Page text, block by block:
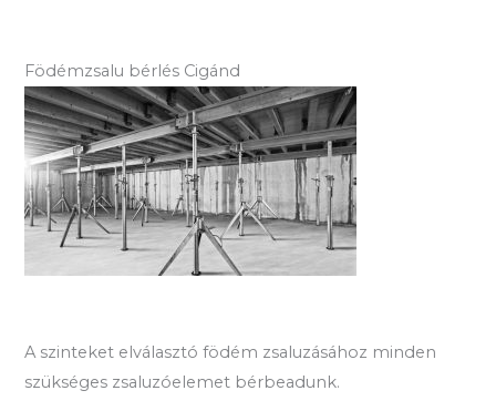
Födémzsalu bérlés Cigánd
A szinteket elválasztó födém zsaluzásához minden
szükséges zsaluzóelemet bérbeadunk.